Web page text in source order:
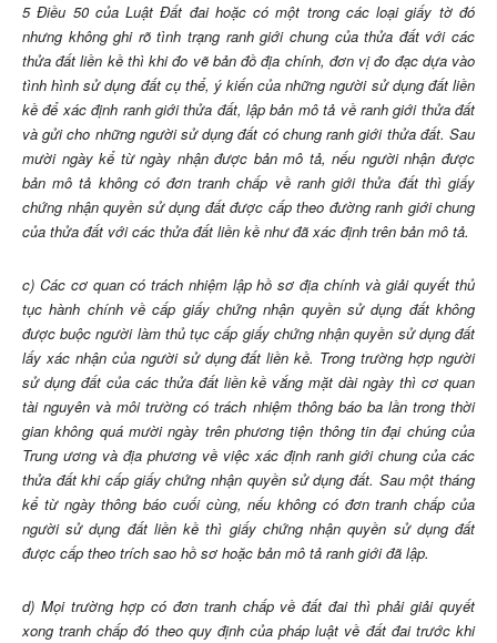
5 Điều 50 của Luật Đất đai hoặc có một trong các loại giấy tờ đó
nhưng không ghi rõ tình trạng ranh giới chung của thửa đất với các
thửa đất liền kề thì khi đo vẽ bản đồ địa chính, đơn vị đo đạc dựa vào
tình hình sử dụng đất cụ thể, ý kiến của những người sử dụng đất liền
kề để xác định ranh giới thửa đất, lập bản mô tả về ranh giới thửa đất
và gửi cho những người sử dụng đất có chung ranh giới thửa đất. Sau
mười ngày kể từ ngày nhận được bản mô tả, nếu người nhận được
bản mô tả không có đơn tranh chấp về ranh giới thửa đất thì giấy
chứng nhận quyền sử dụng đất được cấp theo đường ranh giới chung
của thửa đất với các thửa đất liền kề như đã xác định trên bản mô tả.
c) Các cơ quan có trách nhiệm lập hồ sơ địa chính và giải quyết thủ
tục hành chính về cấp giấy chứng nhận quyền sử dụng đất không
được buộc người làm thủ tục cấp giấy chứng nhận quyền sử dụng đất
lấy xác nhận của người sử dụng đất liền kề. Trong trường hợp người
sử dụng đất của các thửa đất liền kề vắng mặt dài ngày thì cơ quan
tài nguyên và môi trường có trách nhiệm thông báo ba lần trong thời
gian không quá mười ngày trên phương tiện thông tin đại chúng của
Trung ương và địa phương về việc xác định ranh giới chung của các
thửa đất khi cấp giấy chứng nhận quyền sử dụng đất. Sau một tháng
kể từ ngày thông báo cuối cùng, nếu không có đơn tranh chấp của
người sử dụng đất liền kề thì giấy chứng nhận quyền sử dụng đất
được cấp theo trích sao hồ sơ hoặc bản mô tả ranh giới đã lập.
d) Mọi trường hợp có đơn tranh chấp về đất đai thì phải giải quyết
xong tranh chấp đó theo quy định của pháp luật về đất đai trước khi